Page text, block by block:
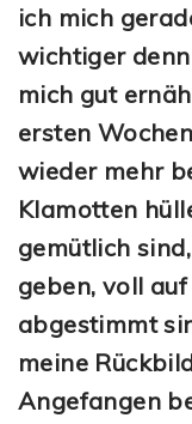
ich mich
wichtiger
mich gut
ersten
wieder mehr
Klamotten
gemütlich
geben, voll
abgestimmt
meine
Angefangen